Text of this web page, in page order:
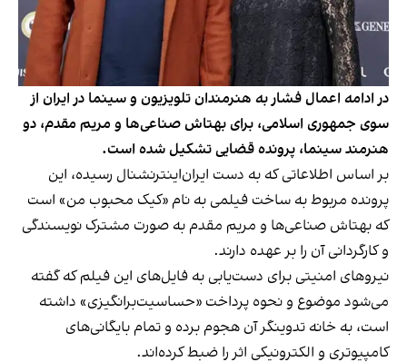
در ادامه اعمال فشار به هنرمندان تلویزیون و سینما در ایران از
سوی جمهوری اسلامی، برای بهتاش صناعی‌ها و مریم مقدم، دو
هنرمند سینما، پرونده قضایی تشکیل شده‌ است.
بر اساس اطلاعاتی که به دست ایران‌اینترنشنال رسیده، این
پرونده مربوط به ساخت فیلمی به نام «کیک محبوب من» است
که بهتاش صناعی‌ها و مریم مقدم به صورت مشترک نویسندگی
و کارگردانی آن را بر عهده دارند.
نیروهای امنیتی برای دست‌یابی به فایل‌های این فیلم که گفته
می‌شود موضوع و نحوه پرداخت «حساسیت‌برانگیزی» داشته
است، به خانه تدوینگر آن هجوم برده و تمام بایگانی‌های
کامپیوتری و الکترونیکی اثر را ضبط کرده‌اند.